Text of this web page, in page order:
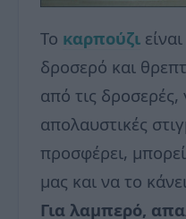
Το καρπούζι
δροσερό και
από τις δροσερές,
απολαυστικές
προσφέρει,
μας και να το
Για λαμπερό,